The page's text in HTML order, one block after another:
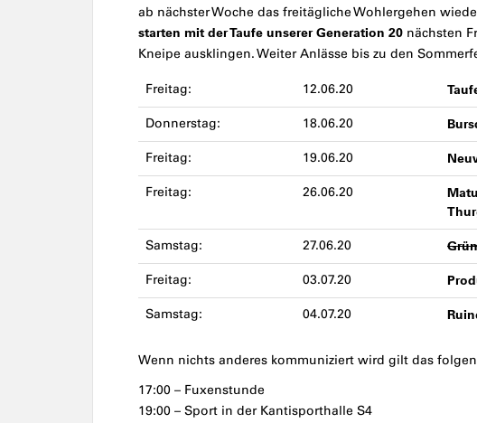
ab nächster Woche das freitägliche Wohlergehen
starten mit der Taufe unserer Generation 20 nächsten
Kneipe ausklingen. Weiter Anlässe bis zu den
Freitag: 12.06.20
Donnerstag: 18.06.20
Freitag: 19.06.20
Freitag: 26.06.20
Samstag: 27.06.20
Freitag: 03.07.20
Samstag: 04.07.20
Wenn nichts anderes kommuniziert wird gilt das
17:00 – Fuxenstunde
19:00 – Sport in der Kantisporthalle S4